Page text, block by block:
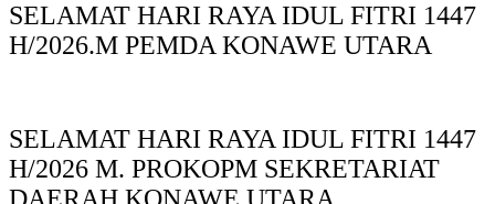
SELAMAT HARI RAYA IDUL FITRI 1447
H/2026.M PEMDA KONAWE UTARA
SELAMAT HARI RAYA IDUL FITRI 1447
H/2026 M. PROKOPM SEKRETARIAT